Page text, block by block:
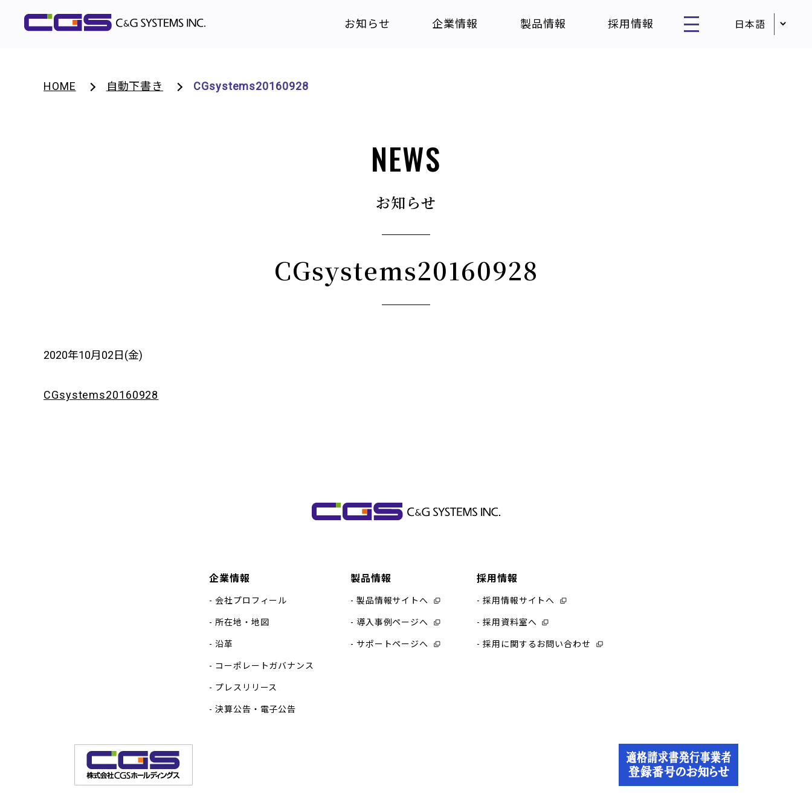
お知らせ 企業情報 製品情報 採用情報
HOME 自動下書き CGsystems20160928
NEWS
お知らせ
CGsystems20160928
2020年10月02日(金)
CGsystems20160928
企業情報
会社プロフィール
所在地・地図
沿革
コーポレートガバナンス
プレスリリース
決算公告・電子公告
製品情報
製品情報サイトへ
導入事例ページへ
サポートページへ
採用情報
採用情報サイトへ
採用資料室へ
採用に関するお問い合わせ